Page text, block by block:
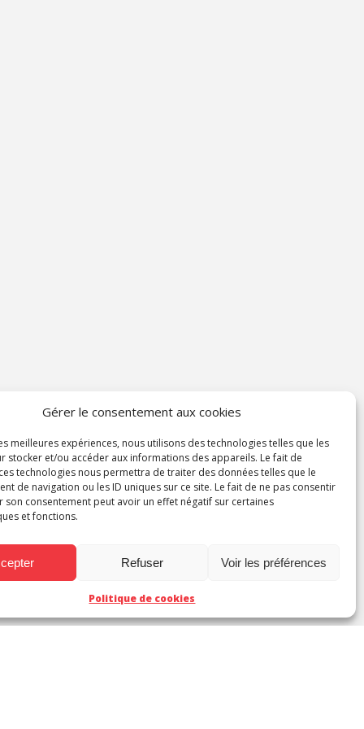
Gérer le consentement aux cookies
meilleures expériences, nous utilisons des technologies telles que les
stocker et/ou accéder aux informations des appareils. Le fait de
technologies nous permettra de traiter des données telles que le
de navigation ou les ID uniques sur ce site. Le fait de ne pas consentir
son consentement peut avoir un effet négatif sur certaines
et fonctions.
Refuser Voir les préférences
Politique de cookies